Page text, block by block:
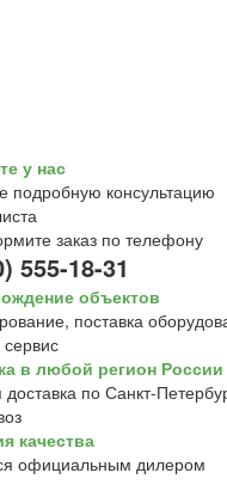
у нас
подробную консультацию
заказ по телефону
555-18-31
объектов
поставка
в любой регион России
по Санкт-
качества
официальным дилером